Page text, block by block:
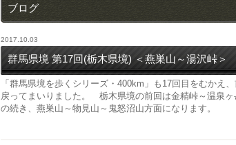
ブログ
2017.10.03
群馬県境 第17回(栃木県境) ＜燕巣山～湯沢峠＞
「群馬県境を歩くシリーズ・400km」も17回目をむかえ
戻ってまいりました。 栃木県境の前回は金精峠～温泉
の続き、燕巣山～物見山～鬼怒沼山方面になります。